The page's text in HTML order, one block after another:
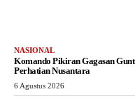
NASIONAL
Komando Pikiran Gagasan
Perhatian Nusantara
6 Agustus 2026